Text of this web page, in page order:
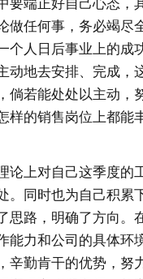
要端正好自己心态，
做任何事，务必竭尽
个人日后事业上的成
动地去安排、完成，
倘若能处处以主动，
样的销售岗位上都能
论上对自己这季度的
。同时也为自己积累
思路，明确了方向。
能力和公司的具体环
辛勤肯干的优势，努